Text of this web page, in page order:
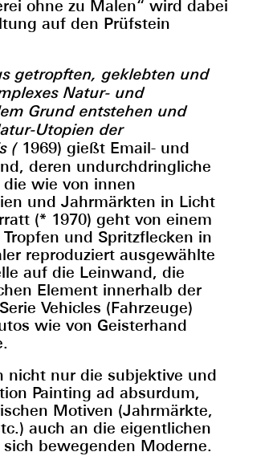
ohne zu Malen“ wird dabei
auf den Prüfstein
getropften, geklebten und
Natur- und
Grund entstehen und
Utopien der
(1969) gießt Email- und
deren undurchdringliche
wie von innen
und Jahrmärkten in Licht
(* 1970) geht von einem
und Spritzflecken in
reproduziert ausgewählte
auf die Leinwand, die
Element innerhalb der
Vehicles (Fahrzeuge)
wie von Geisterhand
nicht nur die subjektive und
Painting ad absurdum,
Motiven (Jahrmärkte,
auch an die eigentlichen
bewegenden Moderne.